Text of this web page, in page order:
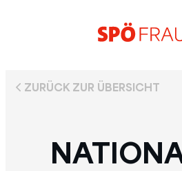
ZURÜCK ZUR ÜBERSICHT